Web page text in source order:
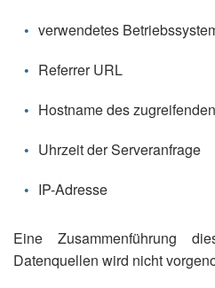
verwendetes
Referrer URL
Hostname des
Uhrzeit der Serveranfrage
IP-Adresse
Eine Zusammenführung
Datenquellen wird nicht